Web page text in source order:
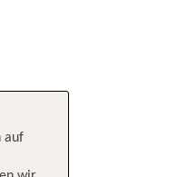
auf